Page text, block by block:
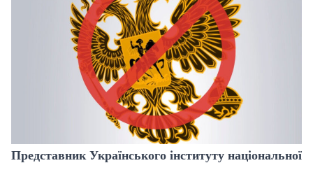
Представник Українського інституту національної